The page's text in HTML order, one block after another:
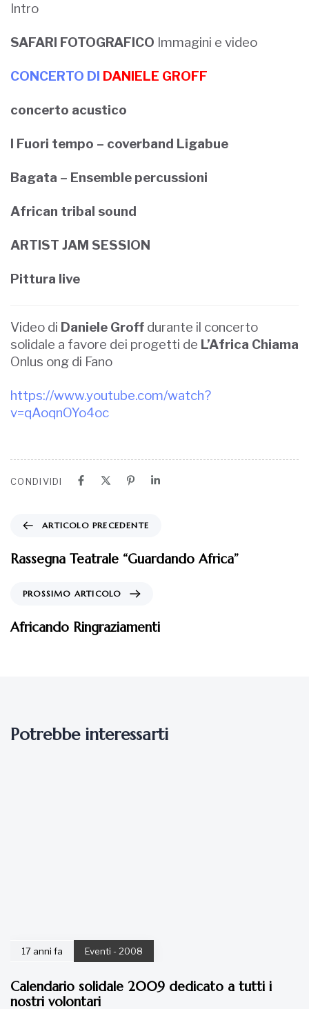
Intro
SAFARI FOTOGRAFICO Immagini e video
CONCERTO DI DANIELE GROFF
concerto acustico
I Fuori tempo – coverband Ligabue
Bagata – Ensemble percussioni
African tribal sound
ARTIST JAM SESSION
Pittura live
Video di Daniele Groff durante il concerto
solidale a favore dei progetti de L’Africa Chiama
Onlus ong di Fano
https://www.youtube.com/watch?
v=qAoqnOYo4oc
CONDIVIDI
ARTICOLO PRECEDENTE
Rassegna Teatrale “Guardando Africa”
PROSSIMO ARTICOLO
Africando Ringraziamenti
Potrebbe interessarti
17 anni fa Eventi - 2008
Calendario solidale 2009 dedicato a tutti i
nostri volontari